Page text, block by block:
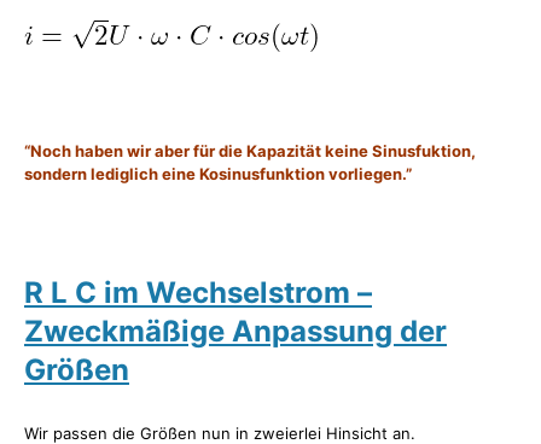
“Noch haben wir aber für die Kapazität keine Sinusfuktion,
sondern lediglich eine Kosinusfunktion vorliegen.”
R L C im Wechselstrom –
Zweckmäßige Anpassung der
Größen
Wir passen die Größen nun in zweierlei Hinsicht an.